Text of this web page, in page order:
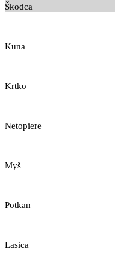
Škodca
Kuna
Krtko
Netopiere
Myš
Potkan
Lasica